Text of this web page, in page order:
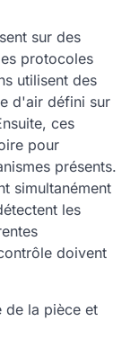
sur des
protocoles
utilisent des
d'air défini sur
ces
pour
présents.
simultanément
les
doivent
de la pièce et